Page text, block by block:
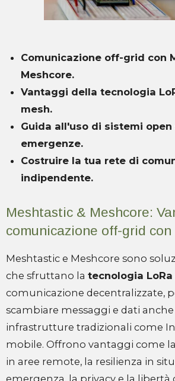
Comunicazione off-grid con
Meshcore.
Vantaggi della tecnologia
mesh.
Guida all'uso di sistemi open
emergenze.
Costruire la tua rete di
indipendente.
Meshtastic & Meshcore:
comunicazione off-grid con
Meshtastic e Meshcore sono
che sfruttano la tecnologia LoRa
comunicazione decentralizzate,
scambiare messaggi e dati anche
infrastrutture tradizionali come
mobile. Offrono vantaggi come
in aree remote, la resilienza in
emergenza, la privacy e la libertà